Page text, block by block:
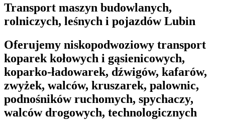
Transport maszyn budowlanych,
rolniczych, leśnych i pojazdów Lubin
Oferujemy niskopodwoziowy transport
koparek kołowych i gąsienicowych,
koparko-ładowarek, dźwigów, kafarów,
zwyżek, walców, kruszarek, palownic,
podnośników ruchomych, spychaczy,
walców drogowych, technologicznych